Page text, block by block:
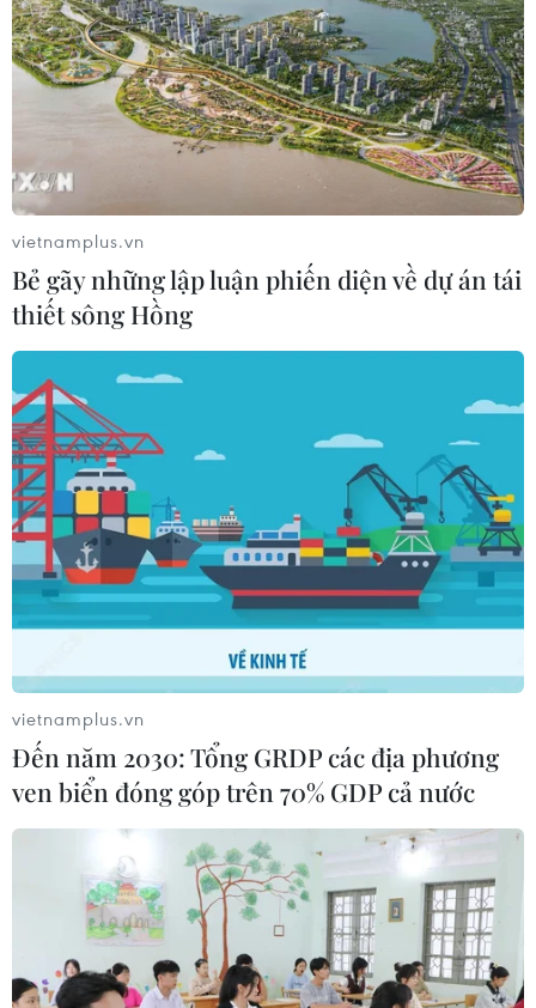
#giáo dục mầm non
#giáo dục đào tạo
#kinh tế tri thức
#chuyển đổi số TP. Hà Nội
Theo dõi VietnamPlus
TIN LIÊN QUAN
Nâng cao chất lượng giáo dục cho bà con
dân tộc thiểu số vùng ĐBSCL
27/11/2023 09:37
Thời gian qua, hoạt động giáo dục trong vùng dân tộc ở
Đồng bằng Sông Cửu Long được đẩy mạnh, các chính
vietnamplus.vn
Bẻ gãy những lập luận phiến diện về dự án tái
thiết sông Hồng
vietnamplus.vn
Đến năm 2030: Tổng GRDP các địa phương
ven biển đóng góp trên 70% GDP cả nước